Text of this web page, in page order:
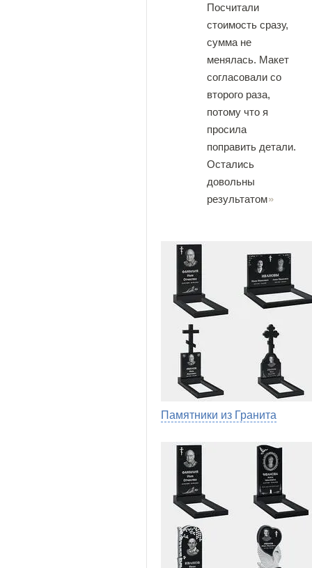
Посчитали
стоимость сразу,
сумма не
менялась. Макет
согласовали со
второго раза,
потому что я
просила
поправить детали.
Остались
довольны
результатом
Памятники из Гранита